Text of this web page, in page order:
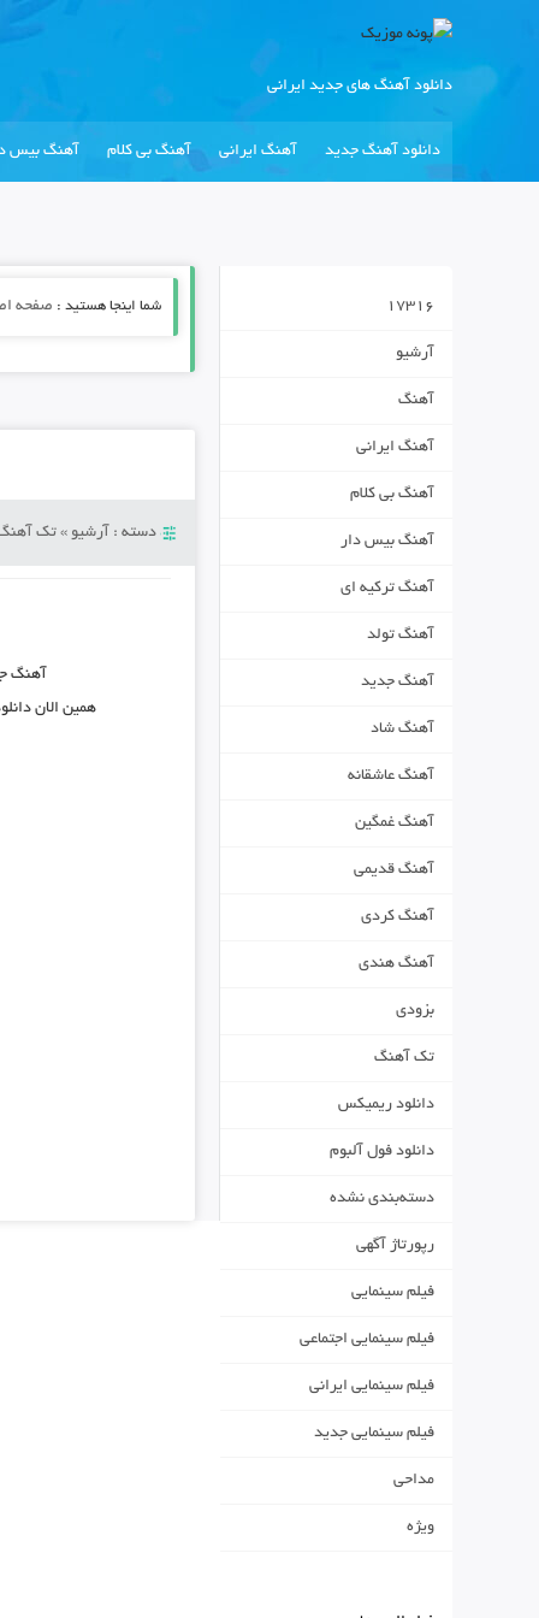
دانلود آهنگ های جدید ایرانی
دانلود آهنگ جدید آهنگ ایرانی آهنگ بی کلام آهنگ بیس
شما اینجا هستید : صفحه
دسته : آرشیو » تک
آهنگ
همین الان
17316
آرشیو
آهنگ
آهنگ ایرانی
آهنگ بی کلام
آهنگ بیس دار
آهنگ ترکیه ای
آهنگ تولد
آهنگ جدید
آهنگ شاد
آهنگ عاشقانه
آهنگ غمگین
آهنگ قدیمی
آهنگ کردی
آهنگ هندی
بزودی
تک آهنگ
دانلود ریمیکس
دانلود فول آلبوم
دسته‌بندی نشده
رپورتاژ آگهی
فیلم سینمایی
فیلم سینمایی اجتماعی
فیلم سینمایی ایرانی
فیلم سینمایی جدید
مداحی
ویژه